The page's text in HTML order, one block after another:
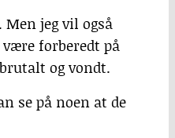
jeg vil også
forberedt på
og vondt.
se på noen at de